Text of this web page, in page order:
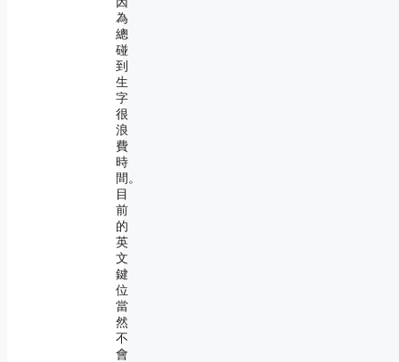
為
總
碰
到
生
字
很
浪
費
時
間。
目
前
的
英
文
鍵
位
當
然
不
會